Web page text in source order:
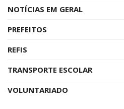
NOTÍCIAS EM GERAL
PREFEITOS
REFIS
TRANSPORTE ESCOLAR
VOLUNTARIADO